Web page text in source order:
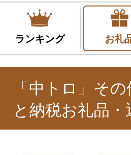
ランキング お礼
「中トロ」そ
と納税お礼品・